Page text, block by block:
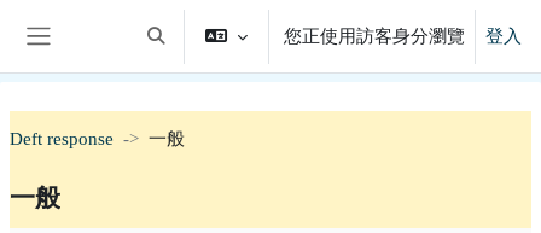
切換搜尋輸入框
您正使用訪客身分瀏覽 登入
Deft response 一般
一般